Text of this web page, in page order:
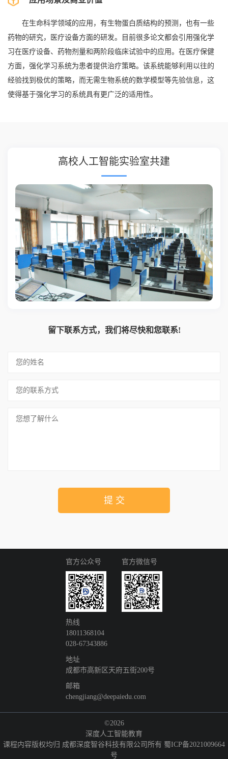
在生命科学领域的应用，有生物蛋白质结构的预测，也有一些
药物的研究，医疗设备方面的研发。目前很多论文都会引用强化学
习在医疗设备、药物剂量和两阶段临床试验中的应用。在医疗保健
方面，强化学习系统为患者提供治疗策略。该系统能够利用以往的
经验找到极优的策略，而无需生物系统的数学模型等先验信息，这
使得基于强化学习的系统具有更广泛的适用性。
高校人工智能实验室共建
留下联系方式，我们将尽快和您联系!
提 交
官方公众号 官方微信号
热线
18011368104
028-67343886
地址
成都市高新区天府五街200号
邮箱
chengjiang@deepaiedu.com
©2026
深度人工智能教育
课程内容版权均归 成都深度智谷科技有限公司所有 蜀ICP备2021009664
号